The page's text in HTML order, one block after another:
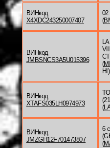
ВИНкод
X4XDC243250007407
02
(
ВИНкод
JMBSNCS3A5U015396
(
HI )
ВИНкод
XTAFS035LH0974973
(
ВИНкод
JMZGH12F701473807
6
(